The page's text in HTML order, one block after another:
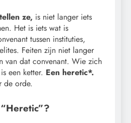
ze, is niet langer iets
Het is iets wat is
tussen instituties,
Feiten zijn niet langer
van dat convenant. Wie zich
een ketter. Een heretic*.
de orde.